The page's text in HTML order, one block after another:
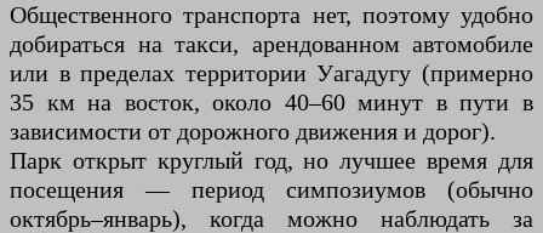
Общественного транспорта нет, поэтому удобно
добираться на такси, арендованном автомобиле
или в пределах территории Уагадугу (примерно
35 км на восток, около 40–60 минут в пути в
зависимости от дорожного движения и дорог).
Парк открыт круглый год, но лучшее время для
посещения — период симпозиумов (обычно
октябрь–январь), когда можно наблюдать за